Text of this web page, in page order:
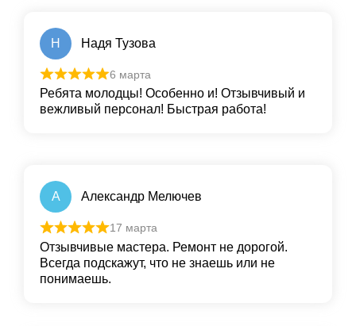
Н Надя Тузова
6 марта
Ребята молодцы! Особенно и! Отзывчивый и
вежливый персонал! Быстрая работа!
А Александр Мелючев
17 марта
Отзывчивые мастера. Ремонт не дорогой.
Всегда подскажут, что не знаешь или не
понимаешь.